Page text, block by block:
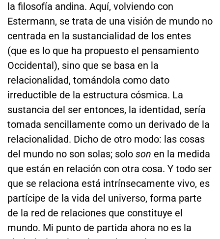
la filosofía andina. Aquí, volviendo con
Estermann, se trata de una visión de mundo no
centrada en la sustancialidad de los entes
(que es lo que ha propuesto el pensamiento
Occidental), sino que se basa en la
relacionalidad, tomándola como dato
irreductible de la estructura cósmica. La
sustancia del ser entonces, la identidad, sería
tomada sencillamente como un derivado de la
relacionalidad. Dicho de otro modo: las cosas
del mundo no son solas; solo son en la medida
que están en relación con otra cosa. Y todo ser
que se relaciona está intrínsecamente vivo, es
partícipe de la vida del universo, forma parte
de la red de relaciones que constituye el
mundo. Mi punto de partida ahora no es la